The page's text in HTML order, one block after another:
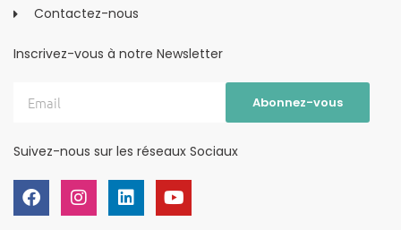
Contactez-nous
Inscrivez-vous à notre Newsletter
Suivez-nous sur les réseaux Sociaux